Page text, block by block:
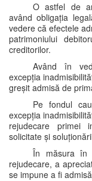
O astfel de
având obligația
vedere că efectele
patrimoniului
creditorilor.
Având în
excepția
greșit admisă de
Pe fondul
excepția
rejudecare primei
solicitate și
În măsura în
rejudecare, a
se impune a fi